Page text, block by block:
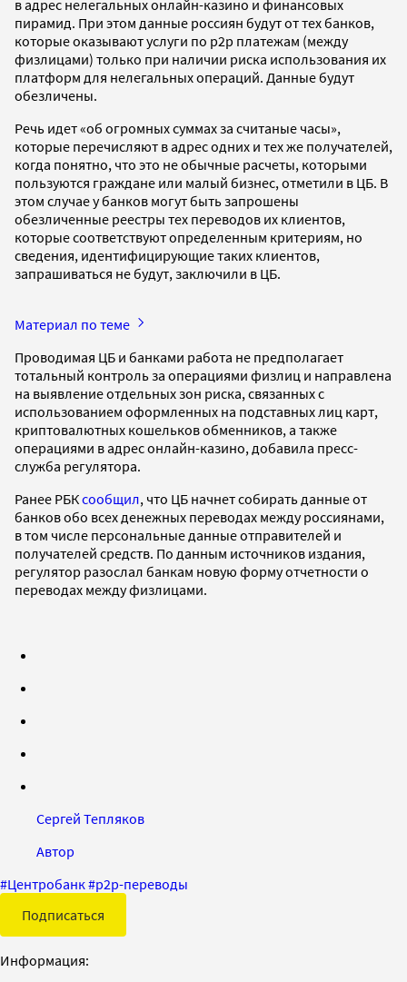
в адрес нелегальных онлайн-казино и финансовых
пирамид. При этом данные россиян будут от тех банков,
которые оказывают услуги по p2p платежам (между
физлицами) только при наличии риска использования их
платформ для нелегальных операций. Данные будут
обезличены.
Речь идет «об огромных суммах за считаные часы»,
которые перечисляют в адрес одних и тех же получателей,
когда понятно, что это не обычные расчеты, которыми
пользуются граждане или малый бизнес, отметили в ЦБ. В
этом случае у банков могут быть запрошены
обезличенные реестры тех переводов их клиентов,
которые соответствуют определенным критериям, но
сведения, идентифицирующие таких клиентов,
запрашиваться не будут, заключили в ЦБ.
Материал по теме
Проводимая ЦБ и банками работа не предполагает
тотальный контроль за операциями физлиц и направлена
на выявление отдельных зон риска, связанных с
использованием оформленных на подставных лиц карт,
криптовалютных кошельков обменников, а также
операциями в адрес онлайн-казино, добавила пресс-
служба регулятора.
Ранее РБКсообщил, что ЦБ начнет собирать данные от
банков обо всех денежных переводах между россиянами,
в том числе персональные данные отправителей и
получателей средств. По данным источников издания,
регулятор разослал банкам новую форму отчетности о
переводах между физлицами.
Сергей Тепляков
Автор
#Центробанк#p2p-переводы
Подписаться
Информация: